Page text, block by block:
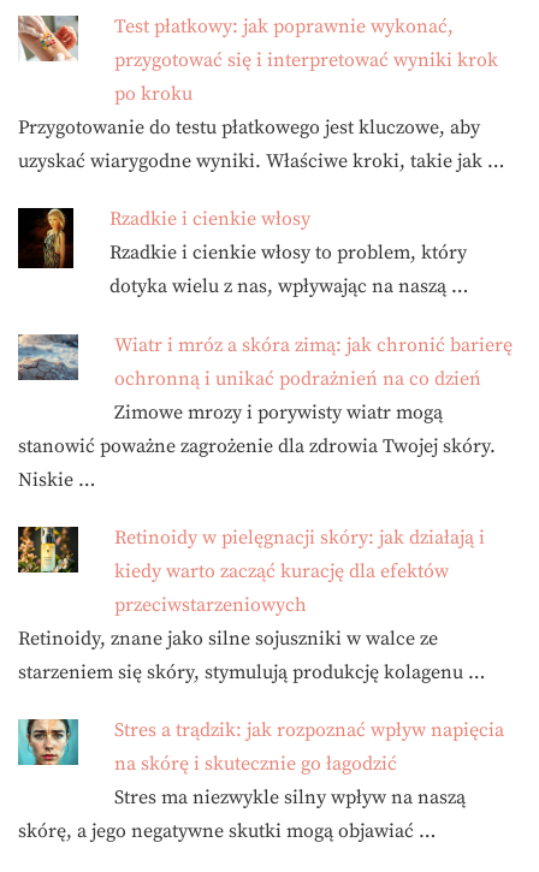
Test płatkowy: jak poprawnie wykonać,
przygotować się i interpretować wyniki krok
po kroku
Przygotowanie do testu płatkowego jest kluczowe, aby
uzyskać wiarygodne wyniki. Właściwe kroki, takie jak …
Rzadkie i cienkie włosy
Rzadkie i cienkie włosy to problem, który
dotyka wielu z nas, wpływając na naszą …
Wiatr i mróz a skóra zimą: jak chronić barierę
ochronną i unikać podrażnień na co dzień
Zimowe mrozy i porywisty wiatr mogą
stanowić poważne zagrożenie dla zdrowia Twojej skóry.
Niskie …
Retinoidy w pielęgnacji skóry: jak działają i
kiedy warto zacząć kurację dla efektów
przeciwstarzeniowych
Retinoidy, znane jako silne sojuszniki w walce ze
starzeniem się skóry, stymulują produkcję kolagenu …
Stres a trądzik: jak rozpoznać wpływ napięcia
na skórę i skutecznie go łagodzić
Stres ma niezwykle silny wpływ na naszą
skórę, a jego negatywne skutki mogą objawiać …